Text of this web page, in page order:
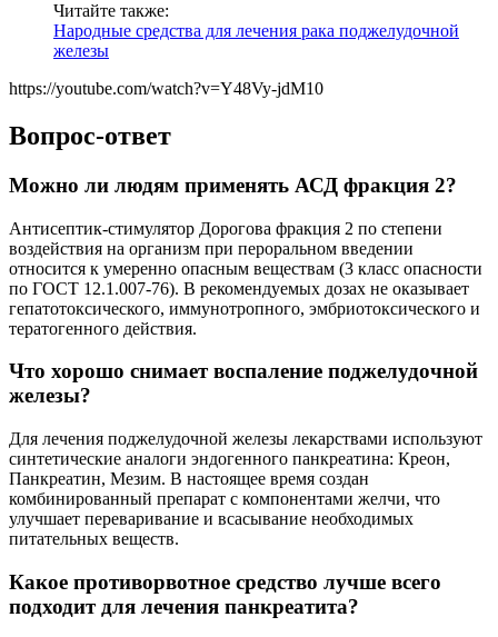
Читайте также:
Народные средства для лечения рака поджелудочной
железы
https://youtube.com/watch?v=Y48Vy-jdM10
Вопрос-ответ
Можно ли людям применять АСД фракция 2?
Антисептик-стимулятор Дорогова фракция 2 по степени
воздействия на организм при пероральном введении
относится к умеренно опасным веществам (3 класс опасности
по ГОСТ 12.1.007-76). В рекомендуемых дозах не оказывает
гепатотоксического, иммунотропного, эмбриотоксического и
тератогенного действия.
Что хорошо снимает воспаление поджелудочной
железы?
Для лечения поджелудочной железы лекарствами используют
синтетические аналоги эндогенного панкреатина: Креон,
Панкреатин, Мезим. В настоящее время создан
комбинированный препарат с компонентами желчи, что
улучшает переваривание и всасывание необходимых
питательных веществ.
Какое противорвотное средство лучше всего
подходит для лечения панкреатита?